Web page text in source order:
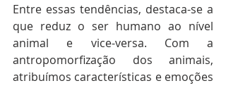
Entre essas tendências, destaca-se a
que reduz o ser humano ao nível
animal e vice-versa. Com a
antropomorfização dos animais,
atribuímos características e emoções